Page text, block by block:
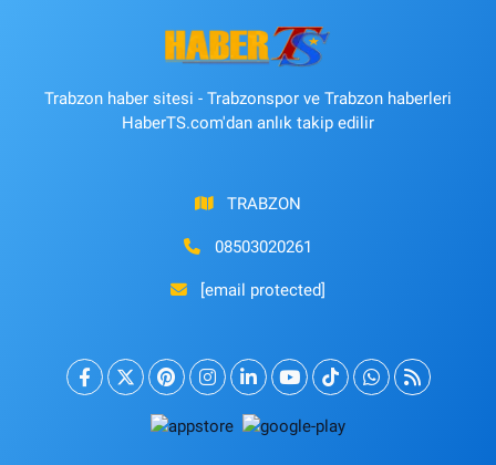
Trabzon haber sitesi - Trabzonspor ve Trabzon haberleri
HaberTS.com'dan anlık takip edilir
TRABZON
08503020261
[email protected]